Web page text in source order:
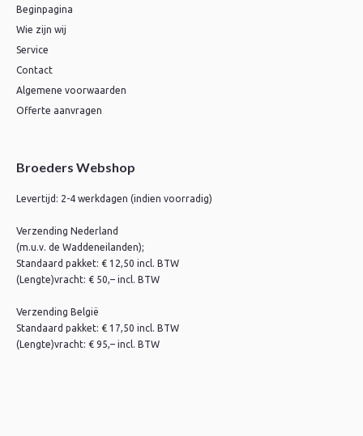
Beginpagina
Wie zijn wij
Service
Contact
Algemene voorwaarden
Offerte aanvragen
Broeders Webshop
Levertijd: 2-4 werkdagen (indien voorradig)
Verzending Nederland
(m.u.v. de Waddeneilanden);
Standaard pakket: € 12,50 incl. BTW
(Lengte)vracht: € 50,– incl. BTW
Verzending België
Standaard pakket: € 17,50 incl. BTW
(Lengte)vracht: € 95,– incl. BTW